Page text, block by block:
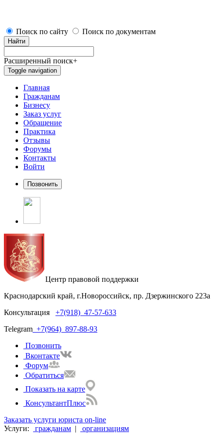
Поиск по сайту Поиск по документам
Найти
Расширенный поиск+
Toggle navigation
Главная
Гражданам
Бизнесу
Заказ услуг
Обращение
Практика
Отзывы
Форумы
Контакты
Войти
Центр правовой поддержки
Краснодарский край, г.Новороссийск, пр. Дзержинского 223а
Консультация +7(918) 47-57-633
Telegram +7(964) 897-88-93
Позвонить
Вконтакте
Форум
Обратиться
Показать на карте
КонсультантПлюс
Заказать услуги юриста on-line
Услуги:
гражданам |
организациям